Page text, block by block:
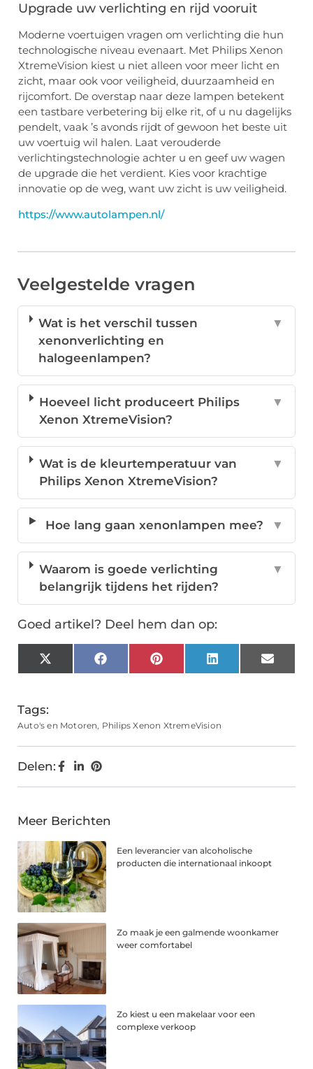
Upgrade uw verlichting en rijd vooruit
Moderne voertuigen vragen om verlichting die hun
technologische niveau evenaart. Met Philips Xenon
XtremeVision kiest u niet alleen voor meer licht en
zicht, maar ook voor veiligheid, duurzaamheid en
rijcomfort. De overstap naar deze lampen betekent
een tastbare verbetering bij elke rit, of u nu dagelijks
pendelt, vaak ’s avonds rijdt of gewoon het beste uit
uw voertuig wil halen. Laat verouderde
verlichtingstechnologie achter u en geef uw wagen
de upgrade die het verdient. Kies voor krachtige
innovatie op de weg, want uw zicht is uw veiligheid.
https://www.autolampen.nl/
Veelgestelde vragen
Wat is het verschil tussen
xenonverlichting en
halogeenlampen?
▼
Hoeveel licht produceert Philips
Xenon XtremeVision?
▼
Wat is de kleurtemperatuur van
Philips Xenon XtremeVision?
▼
Hoe lang gaan xenonlampen mee? ▼
Waarom is goede verlichting
belangrijk tijdens het rijden?
▼
Goed artikel? Deel hem dan op:
X
(Twitter)
FacebookPinterestLinkedInEmail
Tags:
Auto's en Motoren, Philips Xenon XtremeVision
Delen:
Meer Berichten
Een leverancier van alcoholische
producten die internationaal inkoopt
Zo maak je een galmende woonkamer
weer comfortabel
Zo kiest u een makelaar voor een
complexe verkoop